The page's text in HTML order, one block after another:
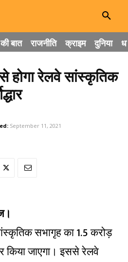
बात राजनीति क्राइम दुनिया
होगा रेलवे सांस्कृतिक
September 11, 2021
सभागृह का 1.5 करोड़
किया जाएगा। इससे रेलवे